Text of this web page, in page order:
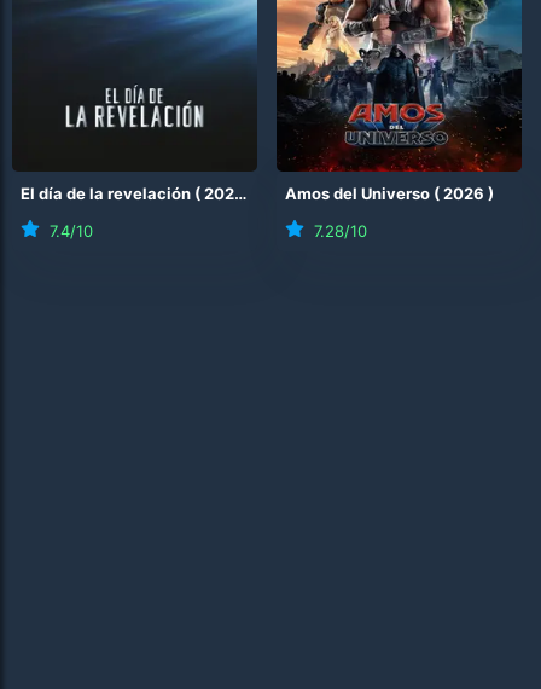
El día de la revelación (2026 )
7.4/10
Amos del Universo (2026 )
7.28/10